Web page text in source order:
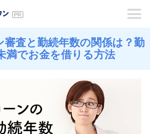
キャッシングワン
審査と勤続年数の関係は？勤
満でお金を借りる方法